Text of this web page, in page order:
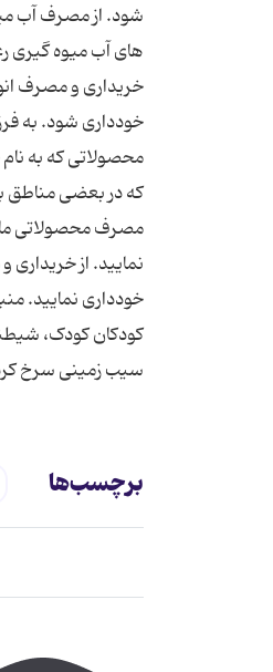
شود. از مصرف آب
های آب میوه گیری
خریداری و مصرف
خودداری شود. به
محصولاتی که به
که در بعضی مناطق
مصرف محصولاتی
نمایید. از
خودداری نمایید.
کودکان کودک،
سیب زمینی سرخ
برچسب‌ها